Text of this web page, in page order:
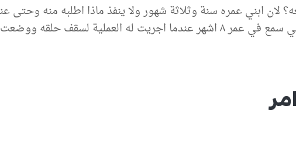
لان ابني عمره سنة وثلاثة شهور ولا ينفذ ماذا اطلبه منه وحتى
ووضعت له غرزاة في اذنيه